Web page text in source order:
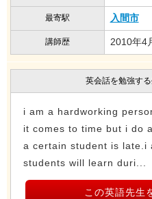
最寄駅 入間市
講師歴 2010年4
英会話を勉強す
i am a hardworking
it comes to time but i do
a certain student is late.i
students will learn duri...
この英語先生